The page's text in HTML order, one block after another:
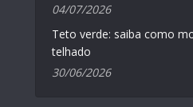
04/07/2026
Teto verde: saiba como
telhado
30/06/2026